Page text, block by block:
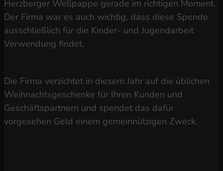
Herzberger Wellpappe gerade im richtigen Moment.
Der Firma war es auch wichtig, dass diese Spende
ausschließlich für die Kinder- und Jugendarbeit
Verwendung findet.
Die Firma verzichtet in diesem Jahr auf die üblichen
Weihnachtsgeschenke für Ihren Kunden und
Geschäftspartnern und spendet das dafür
vorgesehen Geld einem gemeinnützigen Zweck.